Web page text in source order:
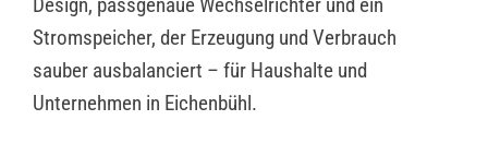
Design, passgenaue Wechselrichter und ein
Stromspeicher, der Erzeugung und Verbrauch
sauber ausbalanciert – für Haushalte und
Unternehmen in Eichenbühl.